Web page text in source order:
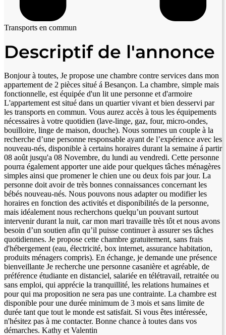
Transports en commun
Descriptif de l'annonce
Bonjour à toutes, Je propose une chambre contre services dans mon
appartement de 2 pièces situé á Besançon. La chambre, simple mais
fonctionnelle, est équipée d'un lit une personne et d'armoire
L'appartement est situé dans un quartier vivant et bien desservi par
les transports en commun. Vous aurez accès à tous les équipements
nécessaires à votre quotidien (lave-linge, gaz, four, micro-ondes,
bouilloire, linge de maison, douche). Nous sommes un couple à la
recherche d’une personne responsable ayant de l’expérience avec les
nouveau-nés, disponible à certains horaires durant la semaine á partir
08 août jusqu'a 08 Novembre, du lundi au vendredi. Cette personne
pourra également apporter une aide pour quelques tâches ménagères
simples ainsi que promener le chien une ou deux fois par jour. La
personne doit avoir de très bonnes connaissances concernant les
bébés nouveau-nés. Nous pouvons nous adapter ou modifier les
horaires en fonction des activités et disponibilités de la personne,
mais idéalement nous recherchons quelqu’un pouvant surtout
intervenir durant la nuit, car mon mari travaille très tôt et nous avons
besoin d’un soutien afin qu’il puisse continuer à assurer ses tâches
quotidiennes. Je propose cette chambre gratuitement, sans frais
d'hébergement (eau, électricité, box internet, assurance habitation,
produits ménagers compris). En échange, je demande une présence
bienveillante Je recherche une personne casanière et agréable, de
préférence étudiante en distanciel, salariée en télétravail, retraitée ou
sans emploi, qui apprécie la tranquillité, les relations humaines et
pour qui ma proposition ne sera pas une contrainte. La chambre est
disponible pour une durée minimum de 3 mois et sans limite de
durée tant que tout le monde est satisfait. Si vous êtes intéressée,
n'hésitez pas à me contacter. Bonne chance à toutes dans vos
démarches. Kathy et Valentin